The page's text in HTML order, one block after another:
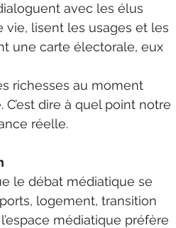
avec les élus
vie, lisent les usages et les
une carte électorale, eux
richesses au moment
dire à quel point notre
réelle.
le débat médiatique se
logement, transition
médiatique préfère